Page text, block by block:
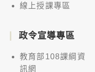
線上授課專區
政令宣導專區
教育部108課綱資
訊網